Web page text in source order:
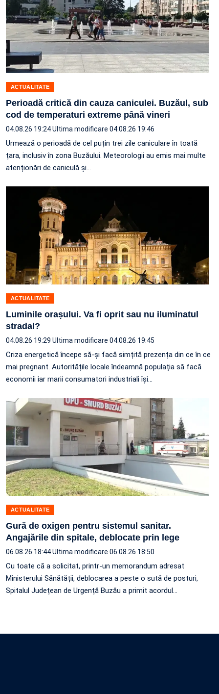
ACTUALITATE
Perioadă critică din cauza caniculei. Buzăul, sub
cod de temperaturi extreme până vineri
04.08.26 19:24Ultima modificare 04.08.26 19:46
Urmează o perioadă de cel puțin trei zile caniculare în toată
țara, inclusiv în zona Buzăului. Meteorologii au emis mai multe
atenționări de caniculă și…
ACTUALITATE
Luminile orașului. Va fi oprit sau nu iluminatul
stradal?
04.08.26 19:29 Ultima modificare 04.08.26 19:45
Criza energetică începe să-și facă simțită prezența din ce în ce
mai pregnant. Autoritățile locale îndeamnă populația să facă
economii iar marii consumatori industriali își…
ACTUALITATE
Gură de oxigen pentru sistemul sanitar.
Angajările din spitale, deblocate prin lege
06.08.26 18:44Ultima modificare 06.08.26 18:50
Cu toate că a solicitat, printr-un memorandum adresat
Ministerului Sănătății, deblocarea a peste o sută de posturi,
Spitalul Județean de Urgență Buzău a primit acordul…